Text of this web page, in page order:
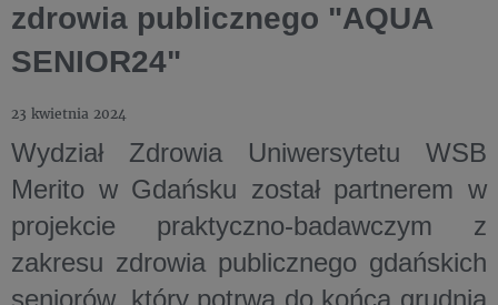
zdrowia publicznego "AQUA
SENIOR24"
23 kwietnia 2024
Wydział Zdrowia Uniwersytetu WSB
Merito w Gdańsku został partnerem w
projekcie praktyczno-badawczym z
zakresu zdrowia publicznego gdańskich
seniorów, który potrwa do końca grudnia